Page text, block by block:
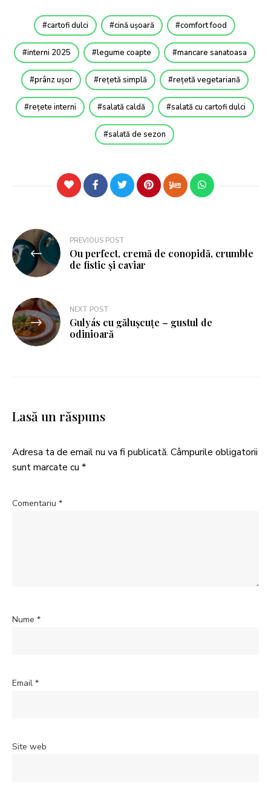
cartofi dulci cină ușoară comfort food
interni 2025 legume coapte mancare sanatoasa
prânz ușor rețetă simplă rețetă vegetariană
rețete interni salată caldă salată cu cartofi dulci
salată de sezon
PREVIOUS POST
Ou perfect, cremă de conopidă, crumble
de fistic și caviar
NEXT POST
Gulyás cu gălușcuțe – gustul de
odinioară
Lasă un răspuns
Adresa ta de email nu va fi publicată. Câmpurile obligatorii
sunt marcate cu *
Comentariu *
Nume *
Email *
Site web